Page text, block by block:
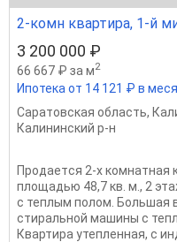
2-комн квартира, 1-й
3 200 000 ₽
66 667 ₽ за м2
Ипотека от 14 121 ₽ в
Саратовская область,
Калининский р-н
Продаетcя 2-х кoмнатная
площадью 48,7 кв. м., 2
с теплым полом. Большая
стиральной машины с
Квартира утепленная, с